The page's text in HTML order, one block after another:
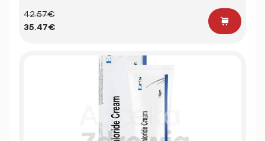
42.57€
35.47€